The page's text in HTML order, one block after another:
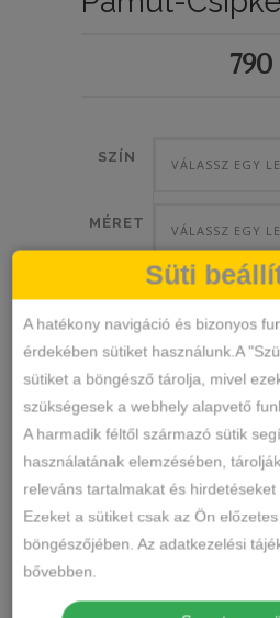
790
SZÍN VÁLASSZ EGY
MÉRET VÁLASSZ EGY
Rosa
Junio
Széles
Oldalú
Pamut-
Csipkés
Bugyi
mennyiség
SKU E9758
KATEGÓRIÁK Alsónemű,
CÍMKÉK
MEGOSZTÁS
Süti
A hatékony navigáció és bizonyos
érdekében sütiket használunk.A
sütiket a böngésző tárolja, mivel
szükségesek a webhely alapvető
A harmadik féltől származó sütik
használatának elemzésében,
releváns tartalmakat és
Ezeket a sütiket csak az Ön
böngészőjében. Az adatkezelési
bővebben.